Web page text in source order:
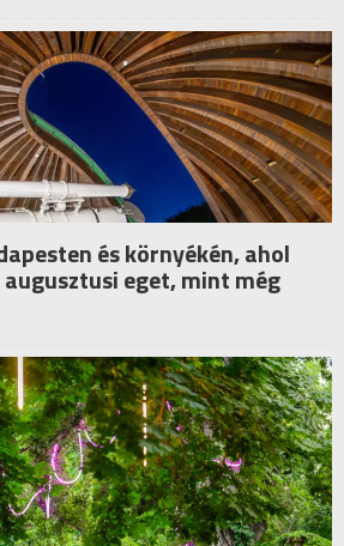
és környékén, ahol
eget, mint még